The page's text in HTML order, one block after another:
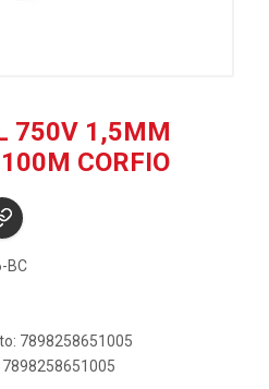
750V 1,5MM
CORFIO
BC
7898258651005
7898258651005